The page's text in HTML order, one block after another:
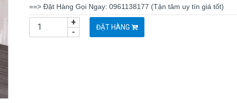
==> Đặt Hàng Gọi Ngay: 0961138177 (Tận tâm uy tín giá tốt)
-
+ ĐẶT HÀNG